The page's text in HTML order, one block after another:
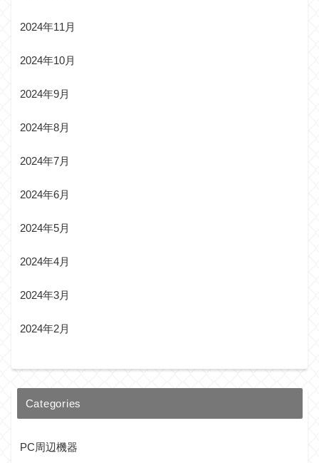
2024年11月
2024年10月
2024年9月
2024年8月
2024年7月
2024年6月
2024年5月
2024年4月
2024年3月
2024年2月
Categories
PC周辺機器